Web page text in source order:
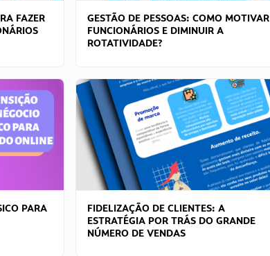
FAZER
GESTÃO DE PESSOAS: COMO MOTIVAR
FUNCIONÁRIOS E DIMINUIR A
ROTATIVIDADE?
PARA
FIDELIZAÇÃO DE CLIENTES: A
ESTRATÉGIA POR TRÁS DO GRANDE
NÚMERO DE VENDAS